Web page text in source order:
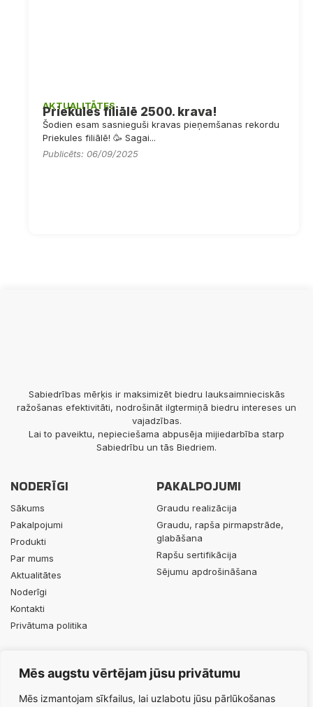
Mēs augstu vērtējam jūsu privātumu
Mēs izmantojam sīkfailus, lai uzlabotu jūsu pārlūkošanas
AKTUALITĀTES
Priekules filiālē 2500. krava!
Šodien esam sasnieguši kravas pieņemšanas rekordu
Priekules filiālē! 🥳 Sagai...
Publicēts: 06/09/2025
Sabiedrības mērķis ir maksimizēt biedru lauksaimnieciskās
ražošanas efektivitāti, nodrošināt ilgtermiņā biedru intereses un
vajadzības.
Lai to paveiktu, nepieciešama abpusēja mijiedarbība starp
Sabiedrību un tās Biedriem.
NODERĪGI
Sākums
Pakalpojumi
Produkti
Par mums
Aktualitātes
Noderīgi
Kontakti
Privātuma politika
PAKALPOJUMI
Graudu realizācija
Graudu, rapša pirmapstrāde,
glabāšana
Rapšu sertifikācija
Sējumu apdrošināšana
Minerālmēsli
Augu aizsardzības līdzekļi
+371 29453063
info@durbesgrauds.lv